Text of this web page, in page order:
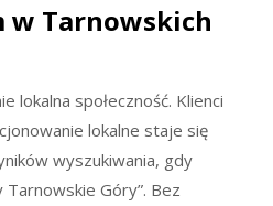
w Tarnowskich
lokalna społeczność. Klienci
lokalne staje się
wyszukiwania, gdy
Góry”. Bez